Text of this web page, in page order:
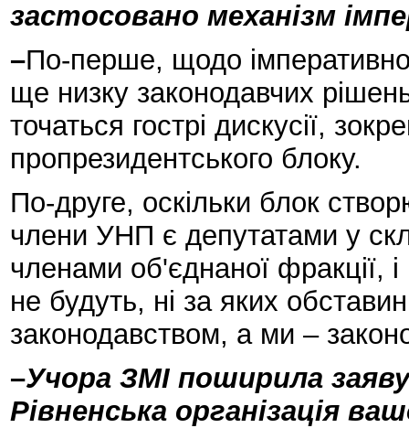
застосовано механізм
–По-перше, щодо
ще низку законодавчих
точаться гострі дискусії,
пропрезидентського блоку.
По-друге, оскільки блок
члени УНП є депутатами у
членами об'єднаної фракції,
не будуть, ні за яких
законодавством, а ми –
–Учора ЗМІ поширила
Рівненська організація